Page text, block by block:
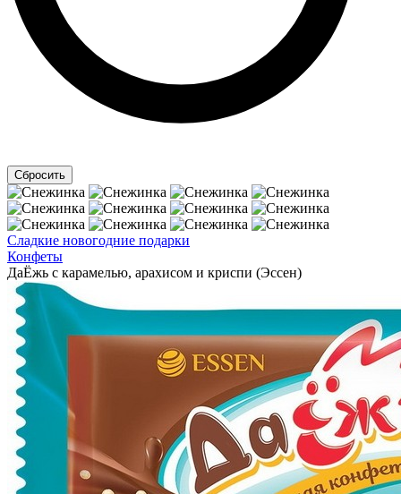
Сладкие новогодние подарки
Конфеты
ДаЁжь с карамелью, арахисом и криспи (Эссен)